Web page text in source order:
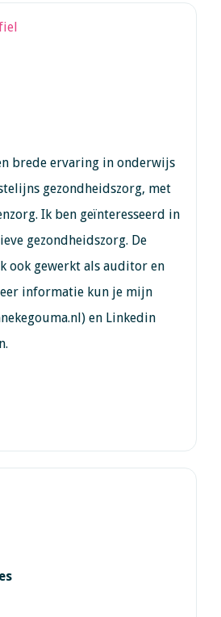
brede ervaring in onderwijs
gezondheidszorg, met
Ik ben geïnteresseerd in
gezondheidszorg. De
ook gewerkt als auditor en
informatie kun je mijn
en Linkedin